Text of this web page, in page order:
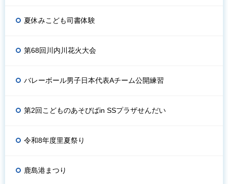
夏休みこども司書体験
第68回川内川花火大会
バレーボール男子日本代表Aチーム公開練習
第2回こどものあそびばin SSプラザせんだい
令和8年度里夏祭り
鹿島港まつり